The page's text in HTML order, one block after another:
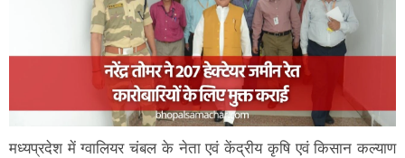
मध्यप्रदेश में ग्वालियर चंबल के नेता एवं केंद्रीय कृषि एवं किसान कल्याण